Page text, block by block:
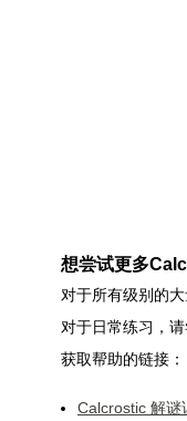
想尝试更多
对于所有级别的
对于日常练习，
获取帮助的链接：
Calcrostic 解谜